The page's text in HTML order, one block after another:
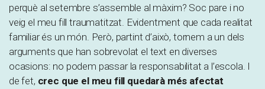
perquè al setembre s’assemble al màxim? Soc pare i no
veig el meu fill traumatitzat. Evidentment que cada realitat
familiar és un món. Però, partint d’això, tornem a un dels
arguments que han sobrevolat el text en diverses
ocasions: no podem passar la responsabilitat a l’escola. I
de fet, crec que el meu fill quedarà més afectat